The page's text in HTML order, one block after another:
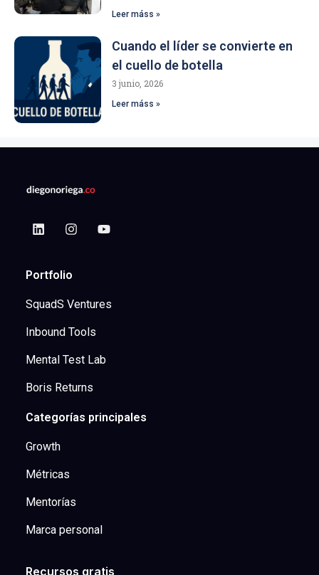
Leer máss »
Cuando el líder se convierte en
el cuello de botella
3 junio, 2026
Leer máss »
Portfolio
SquadS Ventures
Inbound Tools
Mental Test Lab
Boris Returns
Categorías principales
Growth
Métricas
Mentorías
Marca personal
Recursos gratis